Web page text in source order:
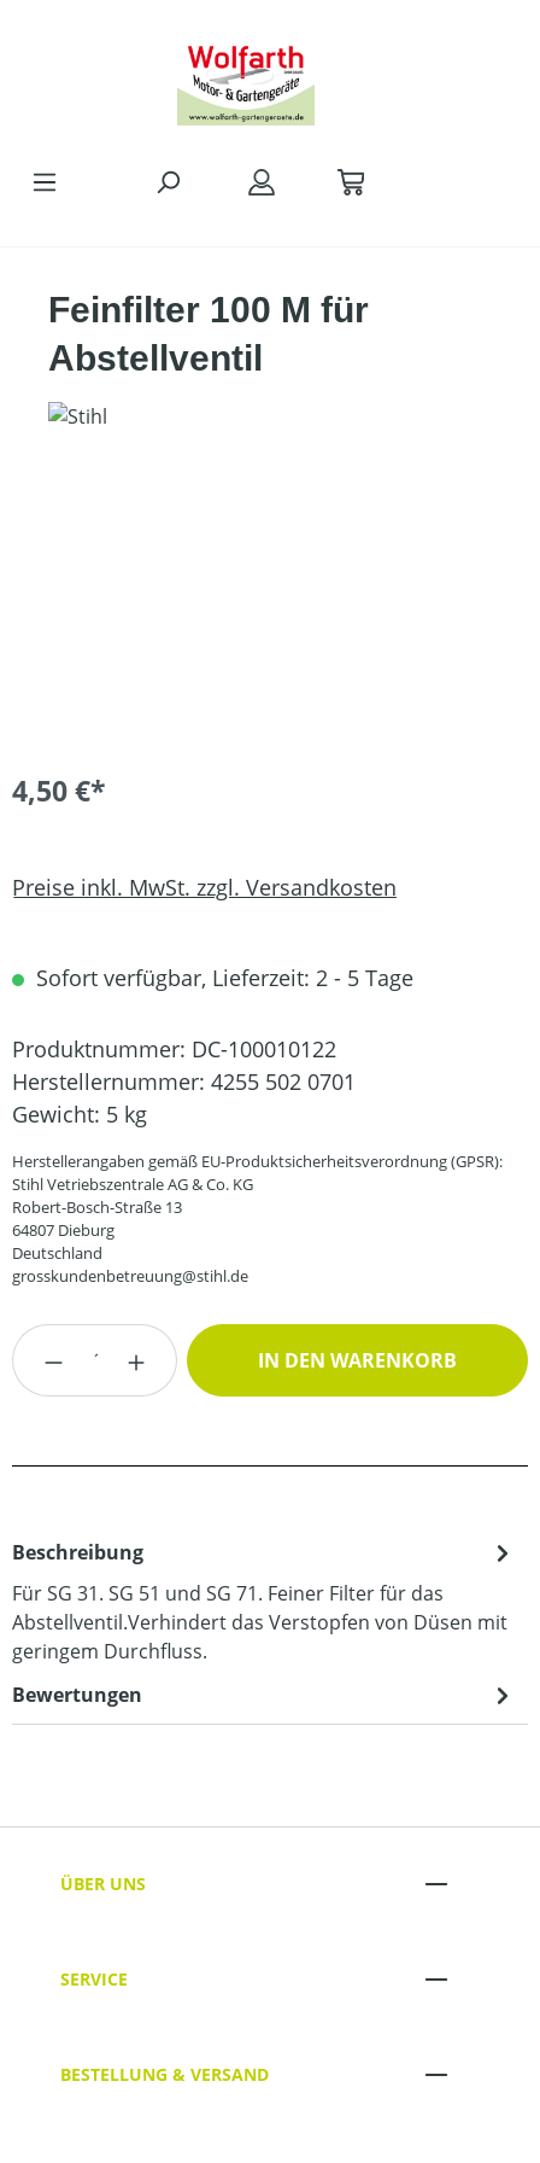
Feinfilter 100 M für
Abstellventil
4,50 €*
Preise inkl. MwSt. zzgl. Versandkosten
Sofort verfügbar, Lieferzeit: 2 - 5 Tage
Produktnummer: DC-100010122
Herstellernummer: 4255 502 0701
Gewicht: 5 kg
Herstellerangaben gemäß EU-Produktsicherheitsverordnung (GPSR):
Stihl Vetriebszentrale AG & Co. KG
Robert-Bosch-Straße 13
64807 Dieburg
Deutschland
grosskundenbetreuung@stihl.de
Produkt Anzahl: Gib den gewünschten
IN DEN WARENKORB
Beschreibung
Für SG 31. SG 51 und SG 71. Feiner Filter für das
Abstellventil.Verhindert das Verstopfen von Düsen mit
geringem Durchfluss.
Bewertungen
ÜBER UNS
SERVICE
BESTELLUNG & VERSAND